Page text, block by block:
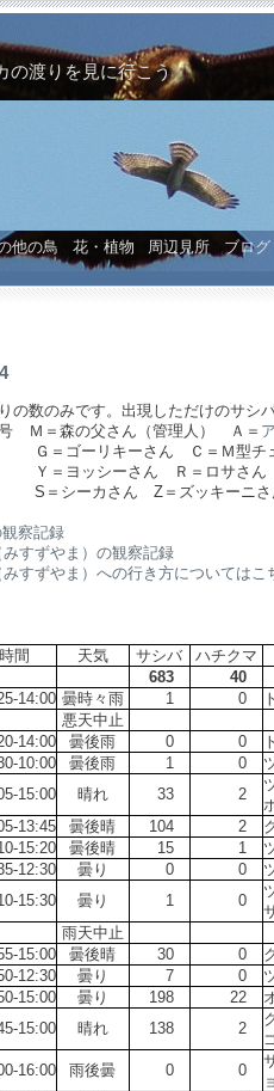
の渡りを見に行こう
他の鳥 花・植物 周辺見所 ブログ
の数のみです。出現しただけのサシ
Ｍ＝森の父さん（管理人） Ａ＝
キーさん Ｃ＝Ｍ型チェリー
ーさん Ｒ＝ロサさん J＝
さん Z＝ズッキーニさ
察記録
すずやま）の観察記録
すずやま）への行き方についてはこ
時間 天気 サシバ ハチクマ
683
40
14:00 曇時々雨 1 0
悪天中止
14:00 曇後雨 0 0
10:00 曇後雨 1 0
15:00 晴れ 33 2
13:45 曇後晴 104 2
15:20 曇後晴 15 1
12:30 曇り 0 0
15:30 曇り 1 0
雨天中止
15:00 曇後晴 30 0
12:30 曇り 7 0
15:00 曇り 198 22
15:00 晴れ 138 2
16:00 雨後曇 0 0